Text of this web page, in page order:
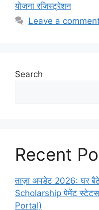
योजना रजिस्ट्रेशन
Leave a
Search
Recent
ताज़ा अपडेट 2026: घर
Scholarship पेमेंट
Portal)